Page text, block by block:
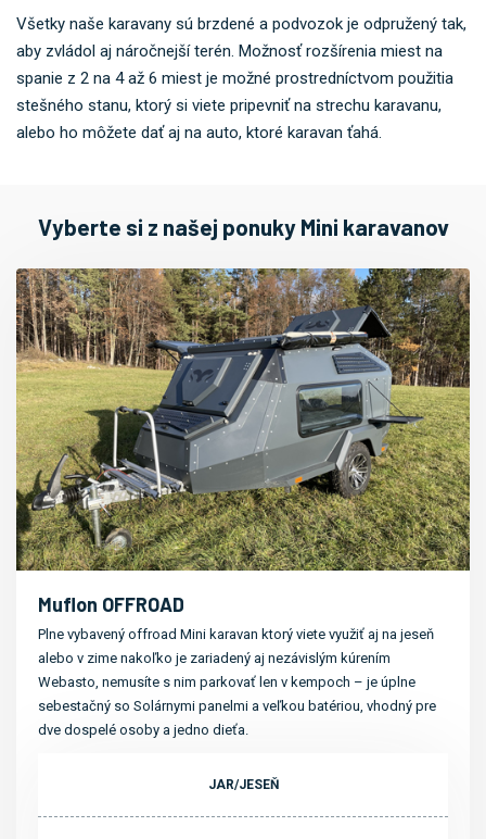
Všetky naše karavany sú brzdené a podvozok je odpružený tak,
aby zvládol aj náročnejší terén. Možnosť rozšírenia miest na
spanie z 2 na 4 až 6 miest je možné prostredníctvom použitia
stešného stanu, ktorý si viete pripevniť na strechu karavanu,
alebo ho môžete dať aj na auto, ktoré karavan ťahá.
Vyberte si z našej ponuky Mini karavanov
Muflon OFFROAD
Plne vybavený offroad Mini karavan ktorý viete využiť aj na jeseň
alebo v zime nakoľko je zariadený aj nezávislým kúrením
Webasto, nemusíte s nim parkovať len v kempoch – je úplne
sebestačný so Solárnymi panelmi a veľkou batériou, vhodný pre
dve dospelé osoby a jedno dieťa.
JAR/JESEŇ